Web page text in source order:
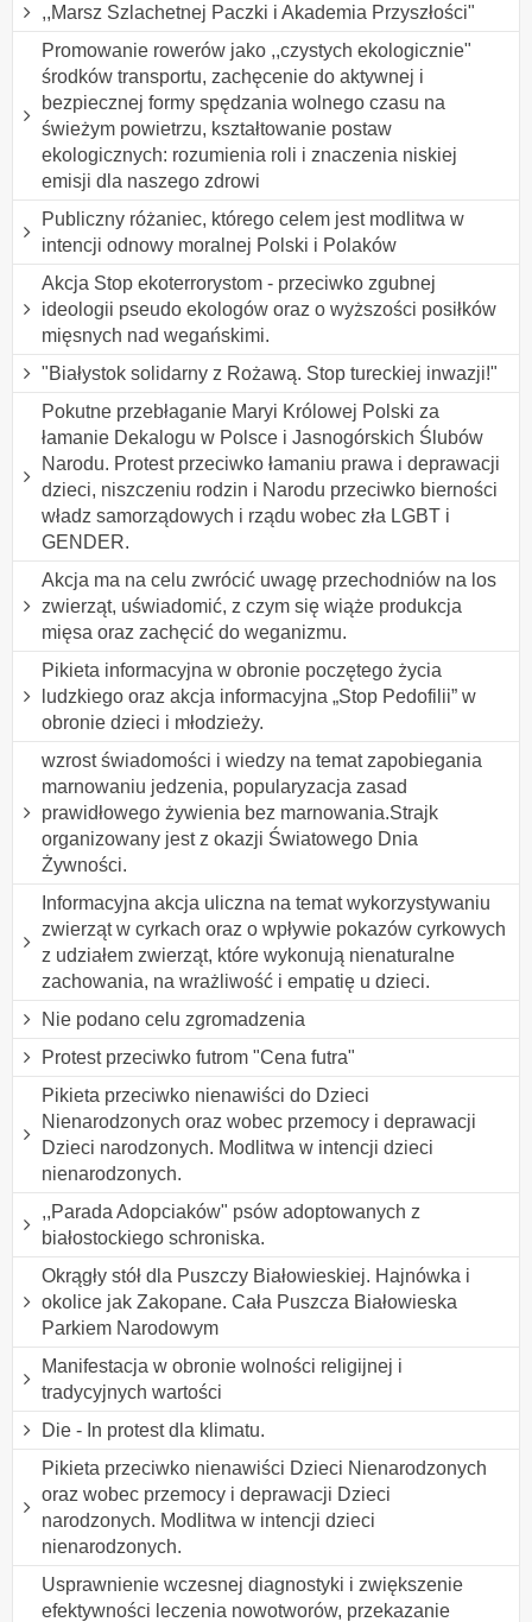
,,Marsz Szlachetnej Paczki i Akademia Przyszłości"
Promowanie rowerów jako ,,czystych ekologicznie"
środków transportu, zachęcenie do aktywnej i
bezpiecznej formy spędzania wolnego czasu na
świeżym powietrzu, kształtowanie postaw
ekologicznych: rozumienia roli i znaczenia niskiej
emisji dla naszego zdrowi
Publiczny różaniec, którego celem jest modlitwa w
intencji odnowy moralnej Polski i Polaków
Akcja Stop ekoterrorystom - przeciwko zgubnej
ideologii pseudo ekologów oraz o wyższości posiłków
mięsnych nad wegańskimi.
"Białystok solidarny z Rożawą. Stop tureckiej inwazji!"
Pokutne przebłaganie Maryi Królowej Polski za
łamanie Dekalogu w Polsce i Jasnogórskich Ślubów
Narodu. Protest przeciwko łamaniu prawa i deprawacji
dzieci, niszczeniu rodzin i Narodu przeciwko bierności
władz samorządowych i rządu wobec zła LGBT i
GENDER.
Akcja ma na celu zwrócić uwagę przechodniów na los
zwierząt, uświadomić, z czym się wiąże produkcja
mięsa oraz zachęcić do weganizmu.
Pikieta informacyjna w obronie poczętego życia
ludzkiego oraz akcja informacyjna „Stop Pedofilii” w
obronie dzieci i młodzieży.
wzrost świadomości i wiedzy na temat zapobiegania
marnowaniu jedzenia, popularyzacja zasad
prawidłowego żywienia bez marnowania.Strajk
organizowany jest z okazji Światowego Dnia
Żywności.
Informacyjna akcja uliczna na temat wykorzystywaniu
zwierząt w cyrkach oraz o wpływie pokazów cyrkowych
z udziałem zwierząt, które wykonują nienaturalne
zachowania, na wrażliwość i empatię u dzieci.
Nie podano celu zgromadzenia
Protest przeciwko futrom "Cena futra"
Pikieta przeciwko nienawiści do Dzieci
Nienarodzonych oraz wobec przemocy i deprawacji
Dzieci narodzonych. Modlitwa w intencji dzieci
nienarodzonych.
,,Parada Adopciaków" psów adoptowanych z
białostockiego schroniska.
Okrągły stół dla Puszczy Białowieskiej. Hajnówka i
okolice jak Zakopane. Cała Puszcza Białowieska
Parkiem Narodowym
Manifestacja w obronie wolności religijnej i
tradycyjnych wartości
Die - In protest dla klimatu.
Pikieta przeciwko nienawiści Dzieci Nienarodzonych
oraz wobec przemocy i deprawacji Dzieci
narodzonych. Modlitwa w intencji dzieci
nienarodzonych.
Usprawnienie wczesnej diagnostyki i zwiększenie
efektywności leczenia nowotworów, przekazanie